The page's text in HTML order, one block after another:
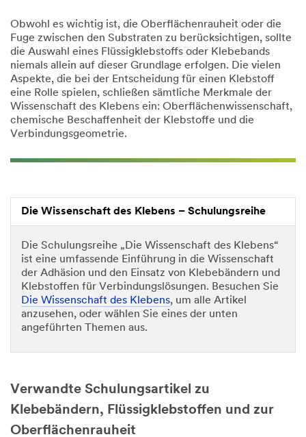
Obwohl es wichtig ist, die Oberflächenrauheit oder die
Fuge zwischen den Substraten zu berücksichtigen, sollte
die Auswahl eines Flüssigklebstoffs oder Klebebands
niemals allein auf dieser Grundlage erfolgen. Die vielen
Aspekte, die bei der Entscheidung für einen Klebstoff
eine Rolle spielen, schließen sämtliche Merkmale der
Wissenschaft des Klebens ein: Oberflächenwissenschaft,
chemische Beschaffenheit der Klebstoffe und die
Verbindungsgeometrie.
Die Wissenschaft des Klebens – Schulungsreihe
Die Schulungsreihe „Die Wissenschaft des Klebens“
ist eine umfassende Einführung in die Wissenschaft
der Adhäsion und den Einsatz von Klebebändern und
Klebstoffen für Verbindungslösungen. Besuchen Sie
Die Wissenschaft des Klebens, um alle Artikel
anzusehen, oder wählen Sie eines der unten
angeführten Themen aus.
Verwandte Schulungsartikel zu
Klebebändern, Flüssigklebstoffen und zur
Oberflächenrauheit